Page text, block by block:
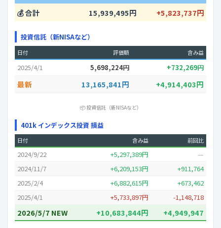
💰 合計 15,939,495円 +5,823,737円
投資信託（新NISAなど）
日付 評価額 含み益
2025/4/1 5,698,224円 +732,269円
最新 13,165,841円 +4,914,403円
📦 投資信託（新NISAなど）
401k インデックス投資 損益
日付 含み益 前回比
2024/9/22 +5,297,389円
—
2024/11/7
+6,209,153円
+911,764
2025/2/4
+6,882,615円
+673,462
2025/4/1
+5,733,897円 -1,148,718
2026/5/7 NEW +10,683,844円 +4,949,947